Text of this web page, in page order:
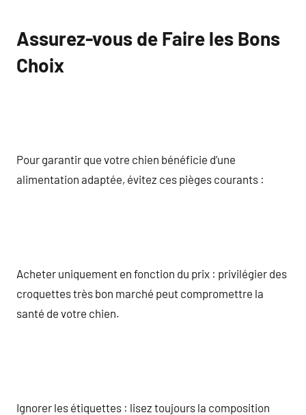
Assurez-vous de Faire les Bons
Choix
Pour garantir que votre chien bénéficie d’une
alimentation adaptée, évitez ces pièges courants :
Acheter uniquement en fonction du prix : privilégier des
croquettes très bon marché peut compromettre la
santé de votre chien.
Ignorer les étiquettes : lisez toujours la composition